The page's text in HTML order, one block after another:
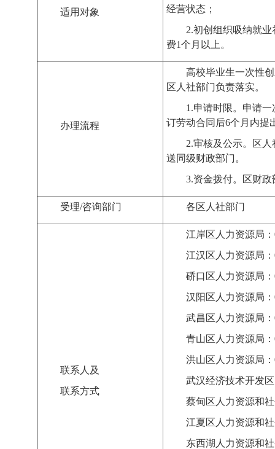
适用对象
经营状态；
2.初创组织吸纳就
费1个月以上。
办理流程
高校毕业生一次性
区人社部门负责落实。
1.申请时限。申请
订劳动合同后6个月内提
2.审核及公示。区
送同级财政部门。
3.资金拨付。区财
受理/咨询部门 各区人社部门
联系人及
联系方式
江岸区人力资源局：
江汉区人力资源局：
硚口区人力资源局：
汉阳区人力资源局：
武昌区人力资源局：
青山区人力资源局：
洪山区人力资源局：
武汉经济技术开发
蔡甸区人力资源和
江夏区人力资源和
东西湖人力资源和